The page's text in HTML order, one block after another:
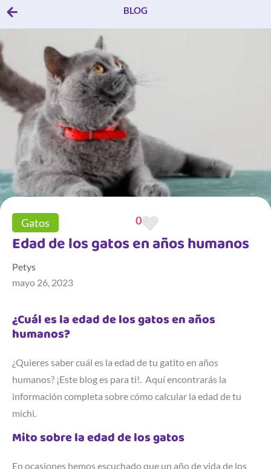
BLOG
Gatos 0
Edad de los gatos en años humanos
Petys
mayo 26, 2023
¿Cuál es la edad de los gatos en años
humanos?
¿Quieres saber cuál es la edad de tu gatito en años
humanos? ¡Este blog es para ti!. Aquí encontrarás la
información completa sobre cómo calcular la edad de tu
michi.
Mito sobre la edad de los gatos
En ocasiones hemos escuchado que un año de vida de los